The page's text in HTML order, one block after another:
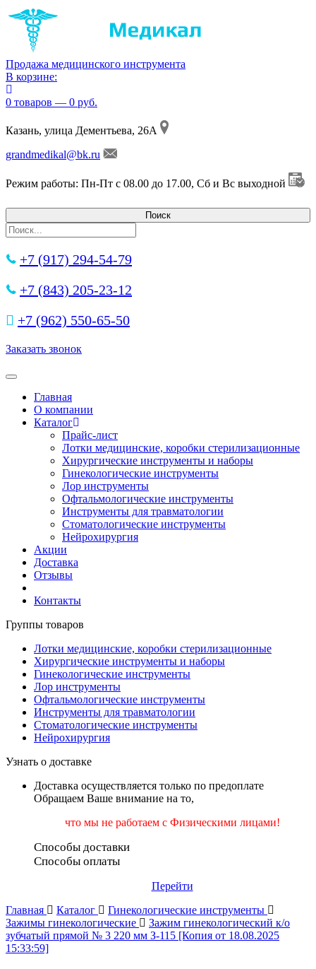
Продажа медицинского инструмента
В корзине:
0 товаров — 0 руб.
Казань, улица Дементьева, 26А
grandmedikal@bk.ru
Режим работы: Пн-Пт с 08.00 до 17.00, Сб и Вс выходной
+7 (917) 294-54-79
+7 (843) 205-23-12
+7 (962) 550‑65‑50‬
Заказать звонок
Toggle navigation
Главная
О компании
Каталог
Прайс-лист
Лотки медицинские, коробки стерилизационные
Хирургические инструменты и наборы
Гинекологические инструменты
Лор инструменты
Офтальмологические инструменты
Инструменты для травматологии
Стоматологические инструменты
Нейрохирургия
Акции
Доставка
Отзывы
Контакты
Группы товаров
Лотки медицинские, коробки стерилизационные
Хирургические инструменты и наборы
Гинекологические инструменты
Лор инструменты
Офтальмологические инструменты
Инструменты для травматологии
Стоматологические инструменты
Нейрохирургия
Узнать о доставке
Доставка осуществляется только по предоплате
Обращаем Ваше внимание на то,
что мы не работаем с Физическими лицами!
Способы доставки
Способы оплаты
Перейти
Главная
Каталог
Гинекологические инструменты
Зажимы гинекологические
Зажим гинекологический к/о
зубчатый прямой № 3 220 мм З-115 [Копия от 18.08.2025
15:33:59]